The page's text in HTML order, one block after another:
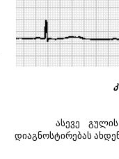
ასევე გულის
დიაგნოსტირებას